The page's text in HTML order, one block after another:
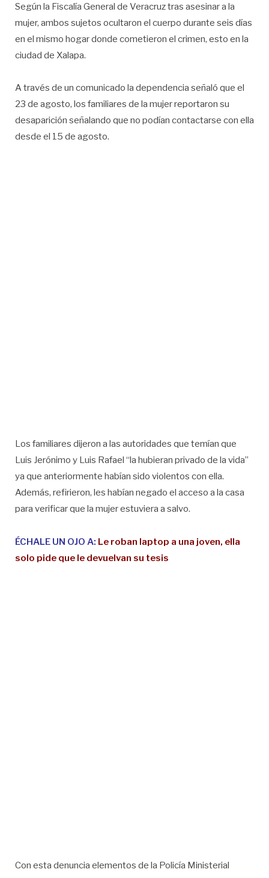
Según la Fiscalía General de Veracruz tras asesinar a la
mujer, ambos sujetos ocultaron el cuerpo durante seis días
en el mismo hogar donde cometieron el crimen, esto en la
ciudad de Xalapa.
A través de un comunicado la dependencia señaló que el
23 de agosto, los familiares de la mujer reportaron su
desaparición señalando que no podían contactarse con ella
desde el 15 de agosto.
Los familiares dijeron a las autoridades que temían que
Luis Jerónimo y Luis Rafael “la hubieran privado de la vida”
ya que anteriormente habían sido violentos con ella.
Además, refirieron, les habían negado el acceso a la casa
para verificar que la mujer estuviera a salvo.
ÉCHALE UN OJO A: Le roban laptop a una joven, ella
solo pide que le devuelvan su tesis
Con esta denuncia elementos de la Policía Ministerial